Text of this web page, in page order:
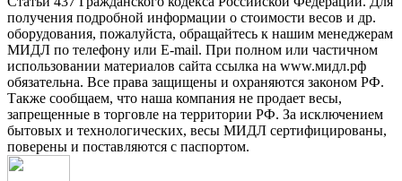
получения подробной информации о стоимости весов и др.
оборудования, пожалуйста, обращайтесь к нашим менеджерам
МИДЛ по телефону или E-mail. При полном или частичном
использовании материалов сайта ссылка на www.мидл.рф
обязательна. Все права защищены и охраняются законом РФ.
Также сообщаем, что наша компания не продает весы,
запрещенные в торговле на территории РФ. За исключением
бытовых и технологических, весы МИДЛ сертифицированы,
поверены и поставляются с паспортом.